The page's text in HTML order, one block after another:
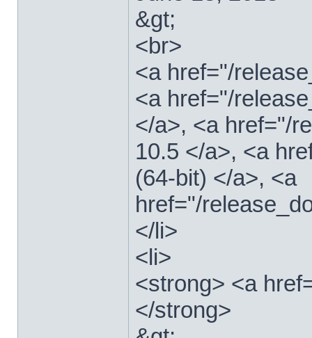
&gt;
<br>
<a href="/
<a href="/
</a>, <a href="/
10.5 </a>, <a
(64-bit) </a>, <a
href="/
</li>
<li>
<strong> <a
</strong>